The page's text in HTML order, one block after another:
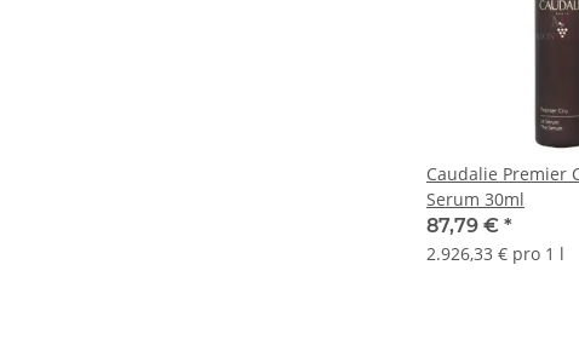
Caudalie Premier
Serum 30ml
87,79 € *
2.926,33 € pro 1 l